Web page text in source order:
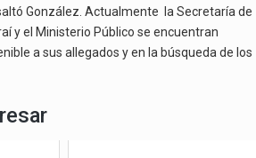
González. Actualmente la Secretaría de
y el Ministerio Público se encuentran
a sus allegados y en la búsqueda de los